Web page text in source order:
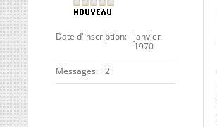
Date d'inscription
janvier
1970
Messages 2